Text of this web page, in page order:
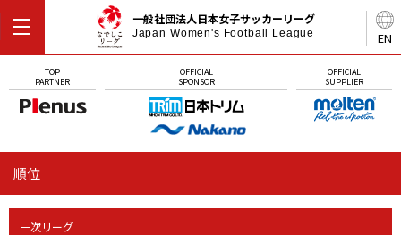
EN
一般社団法人日本女子サッカーリーグ
Japan Women's Football League
TOP
PARTNER
OFFICIAL
SPONSOR
OFFICIAL
SUPPLIER
順位
一次リーグ